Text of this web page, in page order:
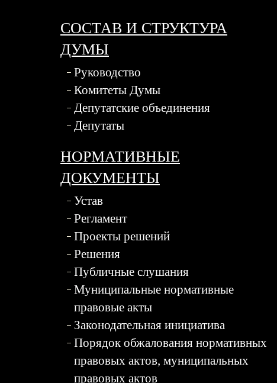
СОСТАВ И СТРУКТУРА
ДУМЫ
Руководство
Комитеты Думы
Депутатские объединения
Депутаты
НОРМАТИВНЫЕ
ДОКУМЕНТЫ
Устав
Регламент
Проекты решений
Решения
Публичные слушания
Муниципальные нормативные
правовые акты
Законодательная инициатива
Порядок обжалования нормативных
правовых актов, муниципальных
правовых актов